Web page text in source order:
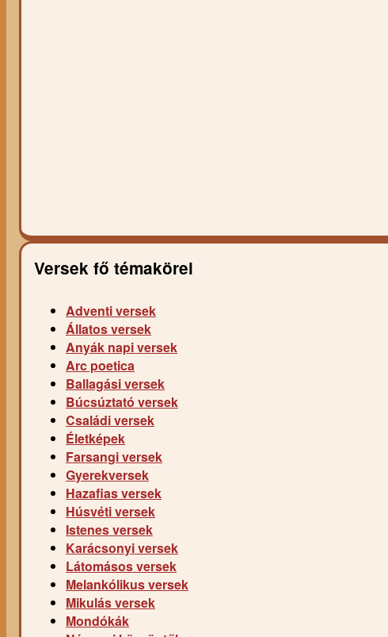
Versek fő témakörei
Adventi versek
Állatos versek
Anyák napi versek
Arc poetica
Ballagási versek
Búcsúztató versek
Családi versek
Életképek
Farsangi versek
Gyerekversek
Hazafias versek
Húsvéti versek
Istenes versek
Karácsonyi versek
Látomásos versek
Melankólikus versek
Mikulás versek
Mondókák